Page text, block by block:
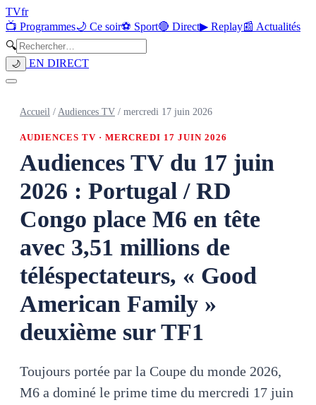
TVfr
📺 Programmes🌙 Ce soir⚽ Sport🔴 Direct▶ Replay📰 Actualités
🔍
🌙 EN DIRECT
Accueil / Audiences TV / mercredi 17 juin 2026
AUDIENCES TV · MERCREDI 17 JUIN 2026
Audiences TV du 17 juin
2026 : Portugal / RD
Congo place M6 en tête
avec 3,51 millions de
téléspectateurs, « Good
American Family »
deuxième sur TF1
Toujours portée par la Coupe du monde 2026,
M6 a dominé le prime time du mercredi 17 juin